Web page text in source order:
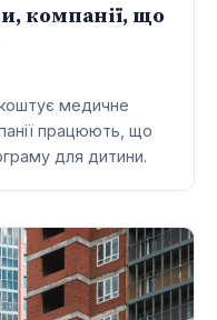
компанії, що
медичне
працюють, що
для дитини.